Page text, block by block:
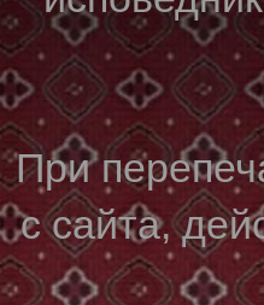
При
с сайта,